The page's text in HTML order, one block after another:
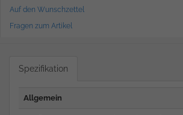
Auf den Wunschzettel
Fragen zum Artikel
Spezifikation
Allgemein